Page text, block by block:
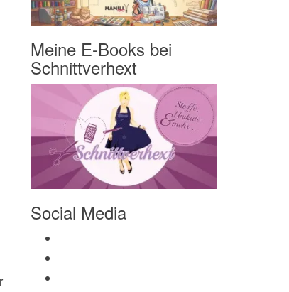
Meine E-Books bei
Schnittverhext
Social Media